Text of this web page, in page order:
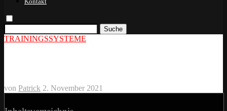
Suche
TRAININGSSYSTEME
von Patrick 2. November 2021